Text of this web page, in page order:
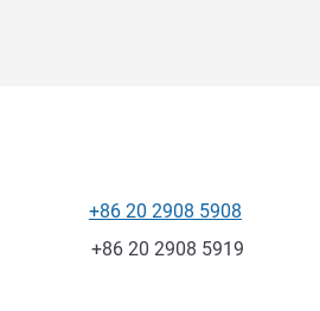
Teléfono
+86 20 2908 5908
Fax
+86 20 2908 5919